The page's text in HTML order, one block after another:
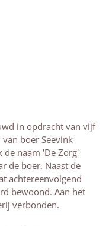
in opdracht van vijf
boer Seevink
de naam 'De Zorg'
de boer. Naast de
achtereenvolgend
bewoond. Aan het
verbonden.